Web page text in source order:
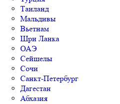
Таиланд
Мальдивы
Вьетнам
Шри Ланка
ОАЭ
Сейшелы
Сочи
Санкт-Петербург
Дагестан
Абхазия